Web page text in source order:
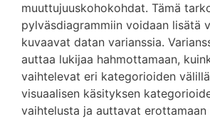
muuttujuuskohokohdat. Tämä
pylväsdiagrammiin voidaan lisätä
kuvaavat datan varianssia.
auttaa lukijaa hahmottamaan,
vaihtelevat eri kategorioiden
visuaalisen käsityksen
vaihtelusta ja auttavat